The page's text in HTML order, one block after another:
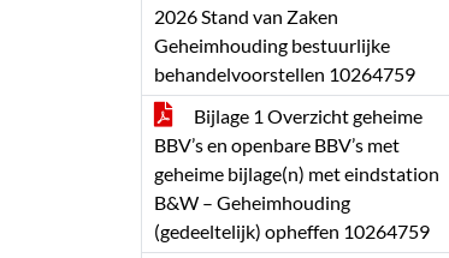
2026 Stand van Zaken
Geheimhouding bestuurlijke
behandelvoorstellen 10264759
Bijlage 1 Overzicht geheime
BBV’s en openbare BBV’s met
geheime bijlage(n) met eindstation
B&W – Geheimhouding
(gedeeltelijk) opheffen 10264759